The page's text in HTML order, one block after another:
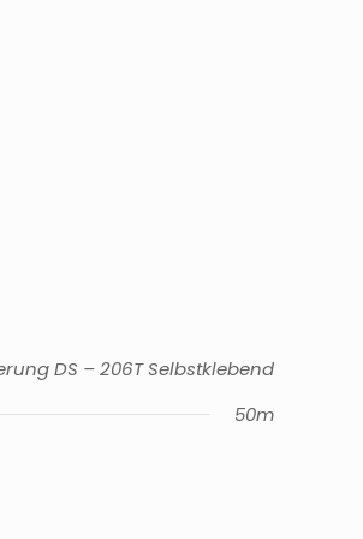
DS – 206T Selbstklebend
50m